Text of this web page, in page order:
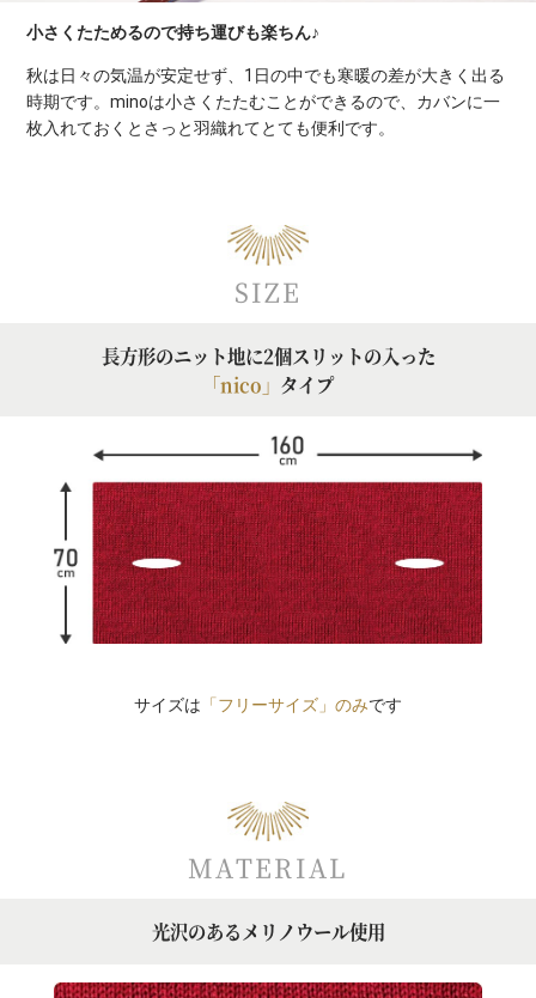
小さくたためるので持ち運びも楽ちん♪
秋は日々の気温が安定せず、1日の中でも寒暖の差が大きく出る
時期です。minoは小さくたたむことができるので、カバンに一
枚入れておくとさっと羽織れてとても便利です。
SIZE
長方形のニット地に2個スリットの入った
「nico」 タイプ
サイズは 「フリーサイズ」のみです
MATERIAL
光沢のあるメリノウール使用